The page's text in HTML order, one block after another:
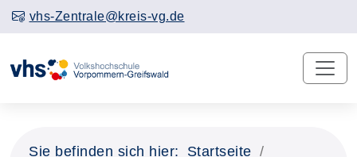
vhs-Zentrale@kreis-vg.de
Sie befinden sich hier:
Startseite